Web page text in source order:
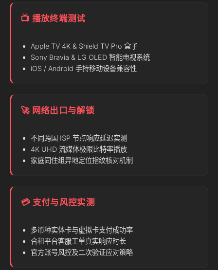
📺 播放终端测试
Apple TV 4K & Shield TV Pro 盒子
Sony Bravia & LG OLED 智能电视系统
iOS / Android 手持移动设备兼容性
🚀 网络出口与解锁
不同跨国 ISP 节点响应延迟实测
4K UHD 流媒体极限比特率播放
家庭同住组异地定位指纹核对机制
💳 支付与风控实测
多币种实体卡与虚拟卡支付成功率
合租平台客服工单真实响应时长
官方账号风控及二次验证应对策略